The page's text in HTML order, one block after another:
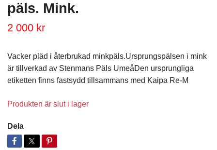
päls. Mink.
2 000 kr
Vacker pläd i återbrukad minkpäls.Ursprungspälsen i mink
är tillverkad av Stenmans Päls UmeåDen ursprungliga
etiketten finns fastsydd tillsammans med Kaipa Re-M
Produkten är slut i lager
Dela